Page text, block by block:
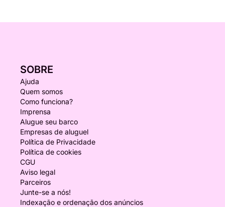
SOBRE
Ajuda
Quem somos
Como funciona?
Imprensa
Alugue seu barco
Empresas de aluguel
Política de Privacidade
Política de cookies
CGU
Aviso legal
Parceiros
Junte-se a nós!
Indexação e ordenação dos anúncios